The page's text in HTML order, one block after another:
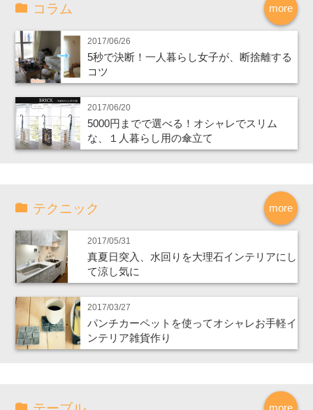
more
コラム
2017/06/26
5秒で決断！一人暮らし女子が、断捨離する
コツ
2017/06/20
5000円までで選べる！オシャレでスリム
な、１人暮らし用の傘立て
more
テクニック
2017/05/31
真夏日突入、水回りを大理石インテリアにし
て涼し気に
2017/03/27
パンチカーペットを使ってオシャレお手軽イ
ンテリア雑貨作り
more